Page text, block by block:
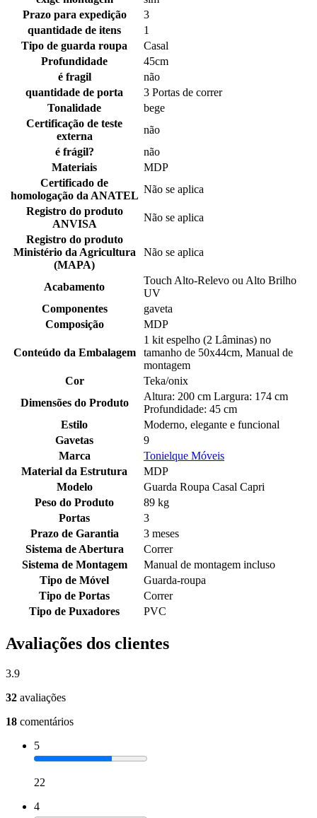
Prazo para expedição
3
quantidade de itens
1
Tipo de guarda roupa
Casal
Profundidade
45cm
é fragil
não
quantidade de porta
3 Portas de correr
Tonalidade
bege
Certificação de teste
externa
não
é frágil?
não
Materiais
MDP
Certificado de
homologação da ANATEL
Não se aplica
Registro do produto
ANVISA
Não se aplica
Registro do produto
Ministério da Agricultura
(MAPA)
Não se aplica
Acabamento
Touch Alto-Relevo ou Alto Brilho
UV
Componentes
gaveta
Composição
MDP
Conteúdo da Embalagem
1 kit espelho (2 Lâminas) no
tamanho de 50x44cm, Manual de
montagem
Cor
Teka/onix
Dimensões do Produto
Altura: 200 cm Largura: 174 cm
Profundidade: 45 cm
Estilo
Moderno, elegante e funcional
Gavetas
9
Marca
Tonielque Móveis
Material da Estrutura
MDP
Modelo
Guarda Roupa Casal Capri
Peso do Produto
89 kg
Portas
3
Prazo de Garantia
3 meses
Sistema de Abertura
Correr
Sistema de Montagem
Manual de montagem incluso
Tipo de Móvel
Guarda-roupa
Tipo de Portas
Correr
Tipo de Puxadores
PVC
Avaliações dos clientes
3.9
32 avaliações
18 comentários
5
22
4